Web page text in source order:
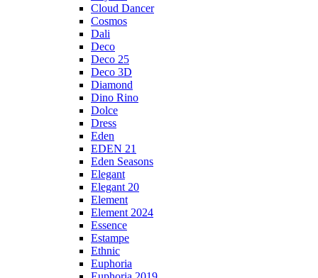
Cloud Dancer
Cosmos
Dali
Deco
Deco 25
Deco 3D
Diamond
Dino Rino
Dolce
Dress
Eden
EDEN 21
Eden Seasons
Elegant
Elegant 20
Element
Element 2024
Essence
Estampe
Ethnic
Euphoria